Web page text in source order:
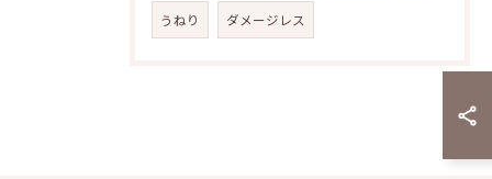
うねり ダメージレス